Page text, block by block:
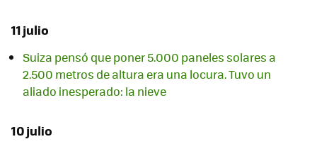
11 julio
Suiza pensó que poner 5.000 paneles solares a
2.500 metros de altura era una locura. Tuvo un
aliado inesperado: la nieve
10 julio